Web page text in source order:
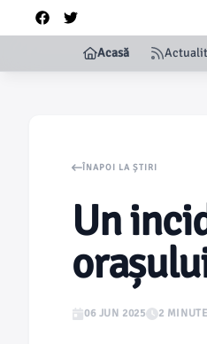
Acasă
ÎNAPOI LA ȘTIRI
Un
06 JUN 2025 2